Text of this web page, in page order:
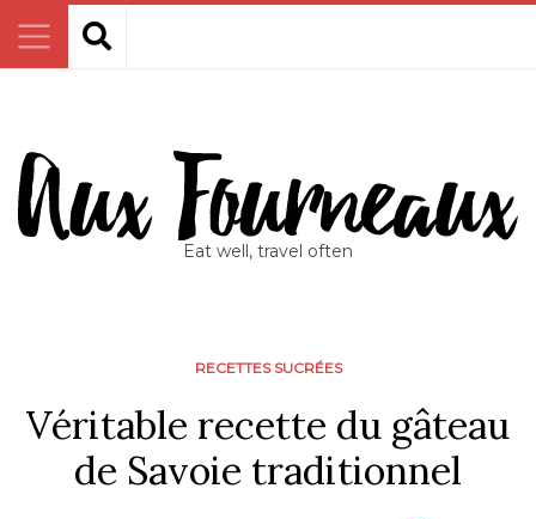
Eat well, travel often
RECETTES SUCRÉES
Véritable recette du gâteau
de Savoie traditionnel